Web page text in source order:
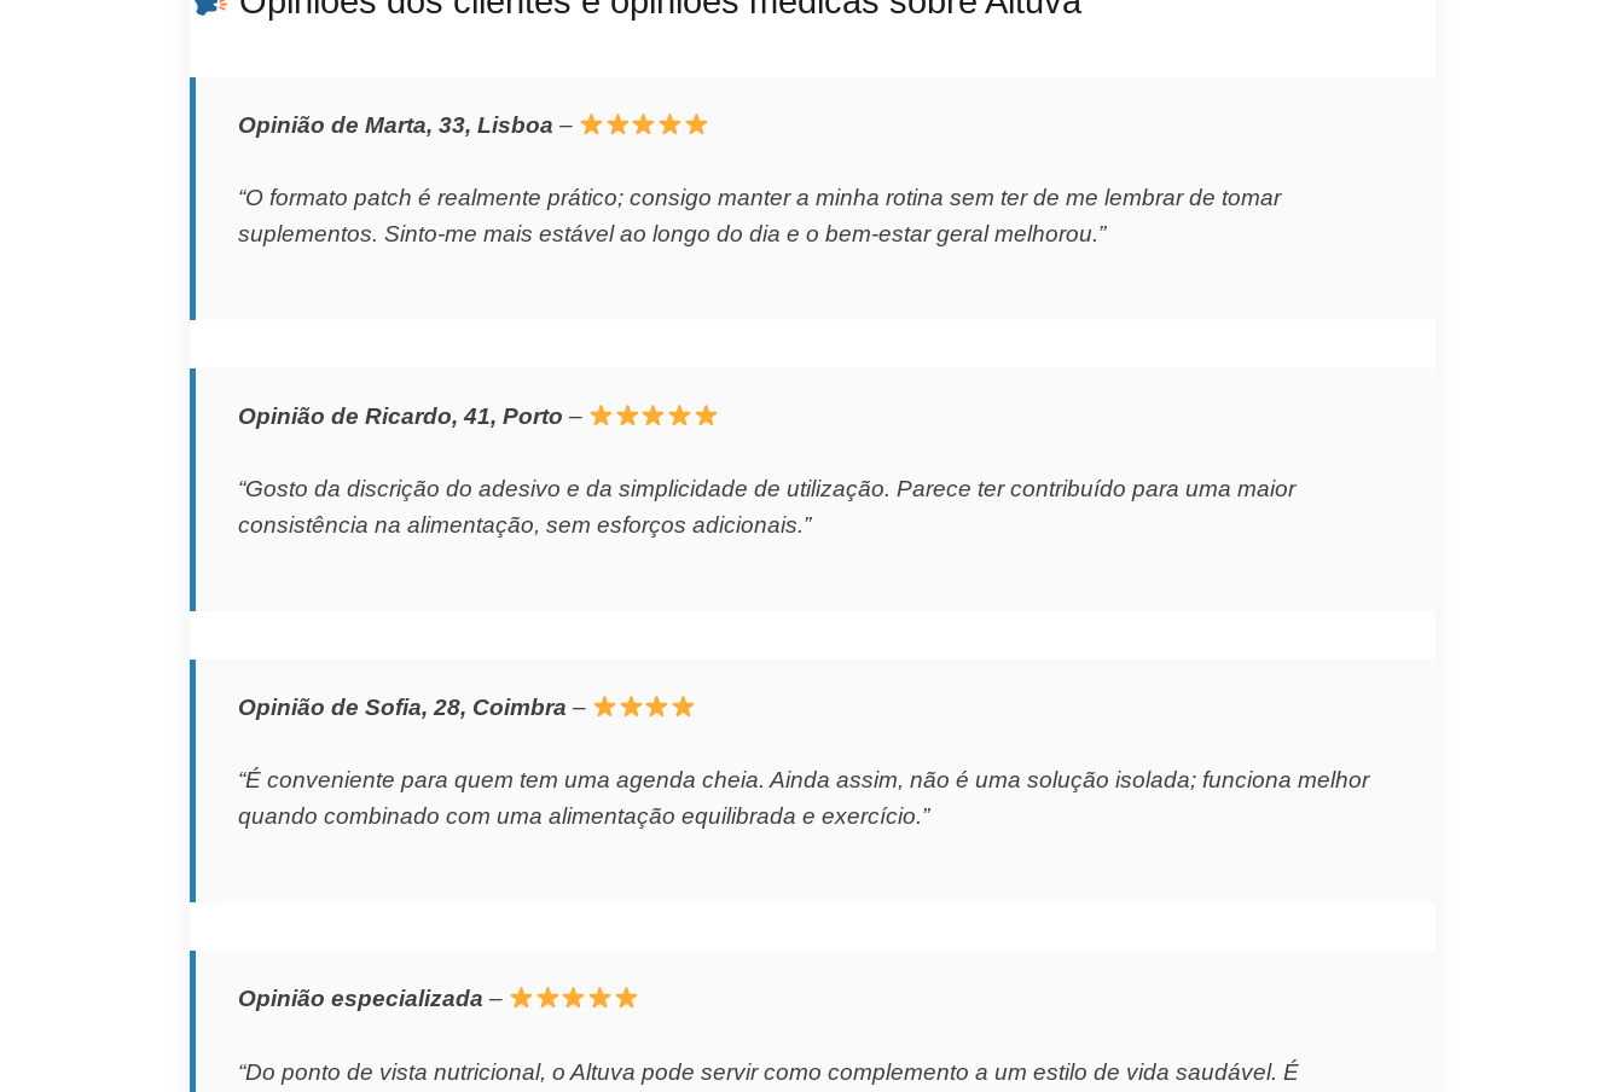
Opinião de Marta, 33, Lisboa –
“O formato patch é realmente prático; consigo manter a minha rotina sem ter de me lembrar de tomar
suplementos. Sinto-me mais estável ao longo do dia e o bem-estar geral melhorou.”
Opinião de Ricardo, 41, Porto –
“Gosto da discrição do adesivo e da simplicidade de utilização. Parece ter contribuído para uma maior
consistência na alimentação, sem esforços adicionais.”
Opinião de Sofia, 28, Coimbra –
“É conveniente para quem tem uma agenda cheia. Ainda assim, não é uma solução isolada; funciona melhor
quando combinado com uma alimentação equilibrada e exercício.”
Opinião especializada –
“Do ponto de vista nutricional, o Altuva pode servir como complemento a um estilo de vida saudável. É